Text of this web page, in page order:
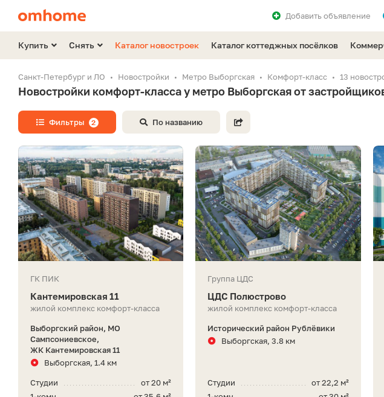
Добавитьобъявление
Купить Снять Каталог новостроек Каталог коттеджных посёлков
Санкт-Петербург и ЛО Новостройки Метро Выборгская Комфорт-класс 13
Новостройки комфорт-класса у метро Выборгская от
Фильтры 2 По названию
ГК ПИК
Кантемировская 11
жилой комплекс комфорт-класса
Выборгский район, МО
Сампсониевское,
ЖК Кантемировская 11
Выборгская, 1.4 км
от 20 м²
Студии
Группа ЦДС
ЦДС Полюстрово
жилой комплекс комфорт-класса
Исторический район Рублёвики
Выборгская, 3.8 км
от 22,2 м²
Студии